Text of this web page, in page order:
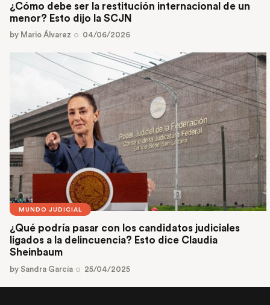
¿Cómo debe ser la restitución internacional de un
menor? Esto dijo la SCJN
by Mario Álvarez 04/06/2026
MUNDO JUDICIAL
¿Qué podría pasar con los candidatos judiciales
ligados a la delincuencia? Esto dice Claudia
Sheinbaum
by Sandra García 25/04/2025